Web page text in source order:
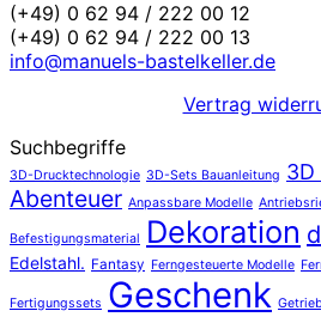
(+49) 0 62 94 / 222 00 12
(+49) 0 62 94 / 222 00 13
info@manuels-bastelkeller.de
Vertrag
Suchbegriffe
3D-Drucktechnologie 3D-Sets Bauanleitung 3D
Abenteuer Anpassbare Modelle
Befestigungsmaterial Dekoration
Edelstahl. Fantasy Ferngesteuerte Modelle
Fertigungssets Geschenk